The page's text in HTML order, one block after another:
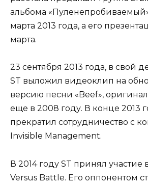
альбома «Пуленепробиваемый»
марта 2013 года, а его
марта.
23 сентября 2013 года, в свой
ST выложил видеоклип на
версию песни «Beef»,
еще в 2008 году. В конце 2013
прекратил сотрудничество с
Invisible Management.
В 2014 году ST принял участие
Versus Battle. Его оппонентом